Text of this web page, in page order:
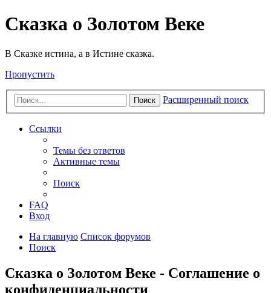
Сказка о Золотом Веке
В Сказке истина, а в Истине сказка.
Пропустить
Поиск Расширенный поиск
Ссылки
Темы без ответов
Активные темы
Поиск
FAQ
Вход
На главную Список форумов
Поиск
Сказка о Золотом Веке - Соглашение о
конфиденциальности